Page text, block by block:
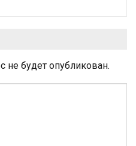
не будет опубликован.